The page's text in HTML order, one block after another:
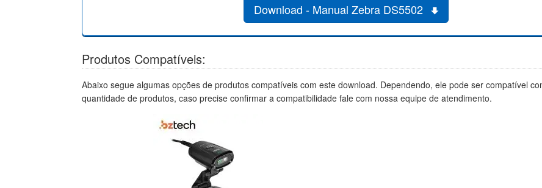
Download - Manual Zebra DS5502
Produtos Compatíveis:
Abaixo segue algumas opções de produtos compatíveis com este download. Dependendo, ele pode ser compatível
quantidade de produtos, caso precise confirmar a compatibilidade fale com nossa equipe de atendimento.